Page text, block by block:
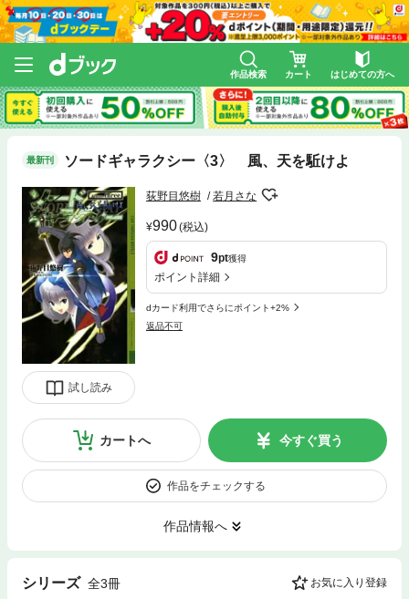
作品検索 カート はじめての方へ
最新刊 ソードギャラクシー〈3〉 風、天を駈けよ
試し読み
荻野目悠樹 若月さな
990(税込)
9pt獲得
ポイント詳細
dカード利用でさらにポイント+2%
返品不可
カートへ 今すぐ買う
作品をチェックする
作品情報へ
シリーズ 全3冊 お気に入り登録